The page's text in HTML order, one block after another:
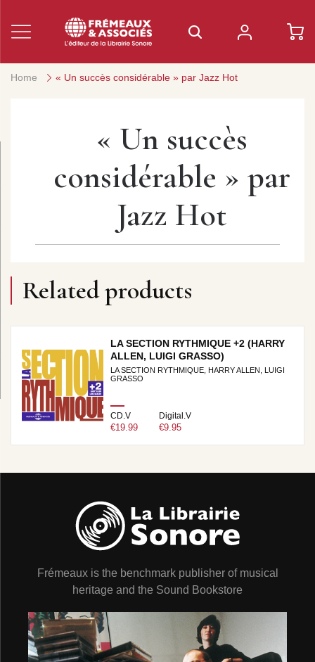
Home « Un succès considérable » par Jazz Hot
« Un succès
considérable » par
Jazz Hot
Related products
LA SECTION RYTHMIQUE +2 (HARRY
ALLEN, LUIGI GRASSO)
LA SECTION RYTHMIQUE, HARRY ALLEN, LUIGI
GRASSO
CD.V
€19.99
Digital.V
€9.95
Frémeaux is the benchmark publisher of musical
heritage and the Sound Bookstore